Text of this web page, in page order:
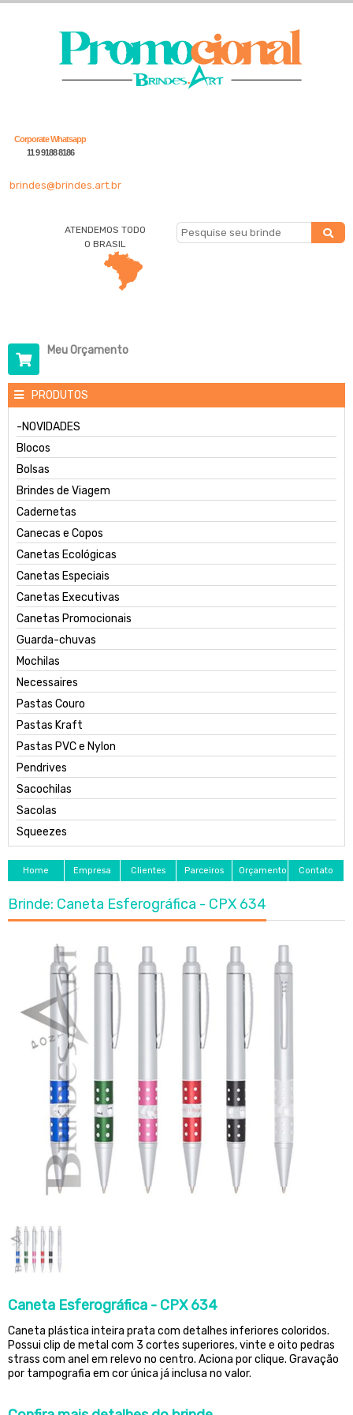
Corporate Whatsapp
11 9 9188 8186
brindes@brindes.art.br
ATENDEMOS TODO
O BRASIL
Meu Orçamento
PRODUTOS
-NOVIDADES
Blocos
Bolsas
Brindes de Viagem
Cadernetas
Canecas e Copos
Canetas Ecológicas
Canetas Especiais
Canetas Executivas
Canetas Promocionais
Guarda-chuvas
Mochilas
Necessaires
Pastas Couro
Pastas Kraft
Pastas PVC e Nylon
Pendrives
Sacochilas
Sacolas
Squeezes
Home Empresa Clientes Parceiros Orçamento Contato
Brinde: Caneta Esferográfica - CPX 634
Caneta Esferográfica - CPX 634
Caneta plástica inteira prata com detalhes inferiores coloridos.
Possui clip de metal com 3 cortes superiores, vinte e oito pedras
strass com anel em relevo no centro. Aciona por clique. Gravação
por tampografia em cor única já inclusa no valor.